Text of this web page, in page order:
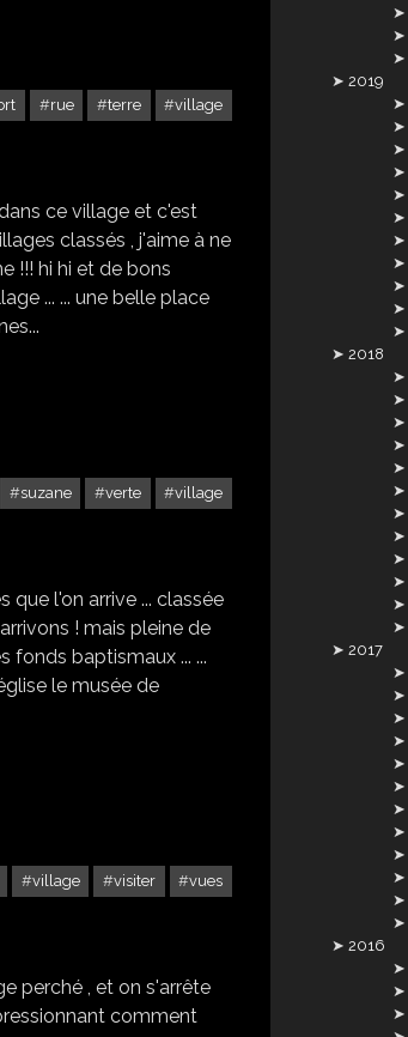
rue terre
village
ce village et c'est
classés , j'aime à ne
!!! hi hi et de bons
... ... une belle place
suzane verte
village
que l'on arrive ... classée
! mais pleine de
fonds baptismaux ... ...
le musée de
village visiter
vues
perché , et on s'arrête
comment
2019
2018
2017
2016